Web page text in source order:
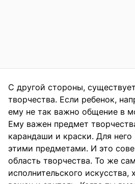
С другой стороны,
творчества. Если ребенок,
ему не так важно общение в
Ему важен предмет
карандаши и краски. Для
этими предметами. И это
область творчества. То же
исполнительского искусства,